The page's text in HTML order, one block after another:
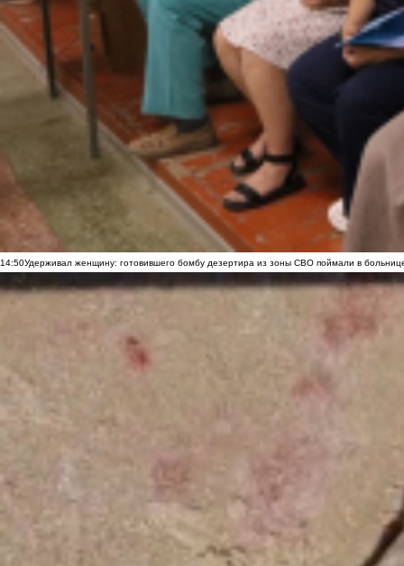
14:50Удерживал женщину: готовившего бомбу дезертира из зоны СВО поймали в